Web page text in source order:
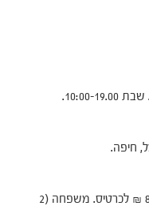
ילד עד גיל 5 – חינם. מבוגר/ ילד מגיל 5 – 89 ₪ לכרטיס. משפחה (2